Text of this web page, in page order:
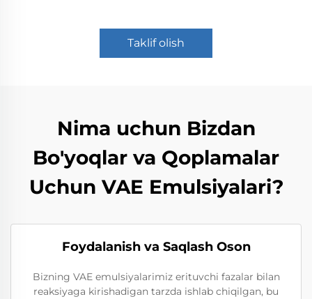
Taklif olish
Nima uchun Bizdan
Bo'yoqlar va Qoplamalar
Uchun VAE Emulsiyalari?
Foydalanish va Saqlash Oson
Bizning VAE emulsiyalarimiz erituvchi fazalar bilan
reaksiyaga kirishadigan tarzda ishlab chiqilgan, bu